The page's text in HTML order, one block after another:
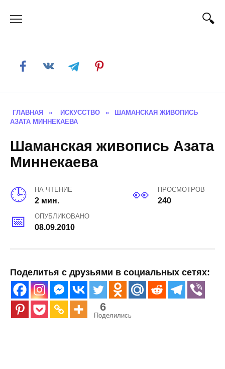
ГЛАВНАЯ » ИСКУССТВО »
ШАМАНСКАЯ ЖИВОПИСЬ
АЗАТА МИННЕКАЕВА
Шаманская живопись Азата
Миннекаева
НА ЧТЕНИЕ
2 мин.
ПРОСМОТРОВ
240
ОПУБЛИКОВАНО
08.09.2010
Поделитья с друзьями в социальных сетях:
6
Поделились